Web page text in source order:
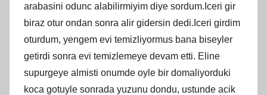
arabasini odunc alabilirmiyim diye sordum.Iceri gir
biraz otur ondan sonra alir gidersin dedi.Iceri girdim
oturdum, yengem evi temizliyormus bana biseyler
getirdi sonra evi temizlemeye devam etti. Eline
supurgeye almisti onumde oyle bir domaliyorduki
koca gotuyle sonrada yuzunu dondu, ustunde acik